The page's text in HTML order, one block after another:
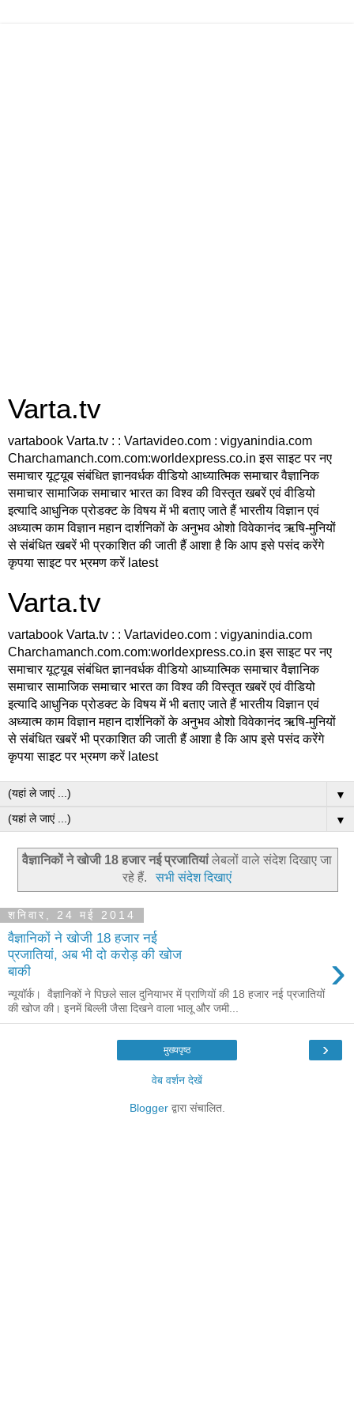
Varta.tv
vartabook Varta.tv : : Vartavideo.com : vigyanindia.com
Charchamanch.com.com:worldexpress.co.in इस साइट पर नए
समाचार यूट्यूब संबंधित ज्ञानवर्धक वीडियो आध्यात्मिक समाचार वैज्ञानिक
समाचार सामाजिक समाचार भारत का विश्व की विस्तृत खबरें एवं वीडियो
इत्यादि आधुनिक प्रोडक्ट के विषय में भी बताए जाते हैं भारतीय विज्ञान एवं
अध्यात्म काम विज्ञान महान दार्शनिकों के अनुभव ओशो विवेकानंद ऋषि-मुनियों
से संबंधित खबरें भी प्रकाशित की जाती हैं आशा है कि आप इसे पसंद करेंगे
कृपया साइट पर भ्रमण करें latest
Varta.tv
vartabook Varta.tv : : Vartavideo.com : vigyanindia.com
Charchamanch.com.com:worldexpress.co.in इस साइट पर नए
समाचार यूट्यूब संबंधित ज्ञानवर्धक वीडियो आध्यात्मिक समाचार वैज्ञानिक
समाचार सामाजिक समाचार भारत का विश्व की विस्तृत खबरें एवं वीडियो
इत्यादि आधुनिक प्रोडक्ट के विषय में भी बताए जाते हैं भारतीय विज्ञान एवं
अध्यात्म काम विज्ञान महान दार्शनिकों के अनुभव ओशो विवेकानंद ऋषि-मुनियों
से संबंधित खबरें भी प्रकाशित की जाती हैं आशा है कि आप इसे पसंद करेंगे
कृपया साइट पर भ्रमण करें latest
▼
▼
वैज्ञानिकों ने खोजी 18 हजार नई प्रजातियांलेबलों वाले संदेश दिखाए जा
रहे हैं.
सभी संदेश दिखाएं
शनिवार, 24 मई 2014
वैज्ञानिकों ने खोजी 18 हजार नई
प्रजातियां, अब भी दो करोड़ की खोज
बाकी
›
न्यूयॉर्क। वैज्ञानिकों ने पिछले साल दुनियाभर में प्राणियों की 18 हजार नई प्रजातियों
की खोज की। इनमें बिल्ली जैसा दिखने वाला भालू और जमी...
›
मुख्यपृष्ठ
वेब वर्शन देखें
Bloggerद्वारा संचालित.